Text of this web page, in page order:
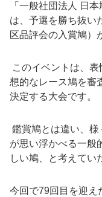
「一般社団法人 日
は、予選を勝ち抜い
区品評会の入賞鳩）
このイベントは、
想的なレース鳩を審
決定する大会です。
鑑賞鳩とは違い、
が思い浮かべる一般
しい鳩、と考えてい
今回で79回目を迎え